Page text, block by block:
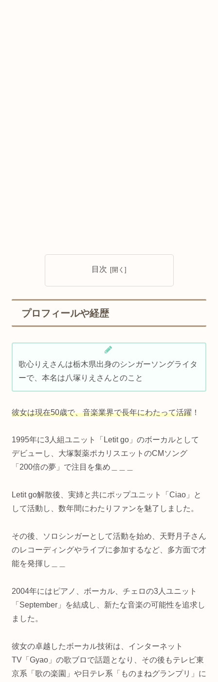
目次
プロフィールや経歴
歌心りえさんは栃木県出身のシンガーソングライタ
ーで、本名は八塚りえさんとのこと
彼女は現在50歳で、音楽業界で長年にわたって活躍 ！
1995年に3人組ユニット「Letit go」のボーカルとして
デビューし、大塚製薬ポカリスエットのCMソング
「200倍の夢」で注目を集め＿＿＿
Letit go解散後、実姉と共にポップユニット「Ciao」と
して活動し、数年間にわたりファンを魅了しました。
その後、ソロシンガーとして活動を始め、天野月子さん
のレコーディングやライブに参加するなど、多方面で才
能を発揮し＿＿
2004年にはピアノ、ボーカル、チェロの3人ユニット
「September」を結成し、新たな音楽の可能性を追求し
ました。
彼女の卓越したボーカル技術は、インターネット
TV「Gyao」の歌ブロで話題となり、その後もテレビ東
京系「歌の楽園」や日テレ系「ものまねグランプリ」に